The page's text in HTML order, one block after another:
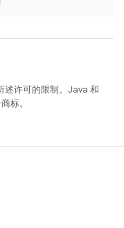
述许可的限制。Java 和
标。